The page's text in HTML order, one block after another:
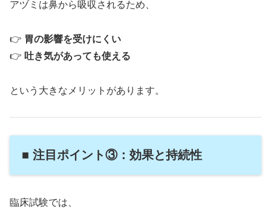
アヅミは鼻から吸収されるため、
👉 胃の影響を受けにくい
👉 吐き気があっても使える
という大きなメリットがあります。
■ 注目ポイント③：効果と持続性
臨床試験では、